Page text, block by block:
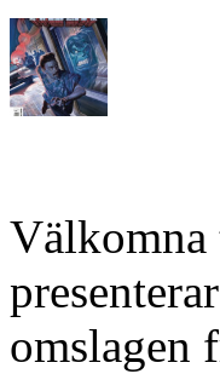
Välkomna
omslagen